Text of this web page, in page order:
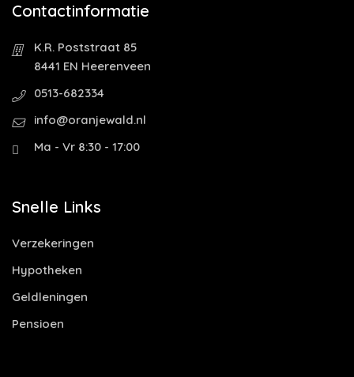
Contactinformatie
K.R. Poststraat 85
8441 EN Heerenveen
0513-682334
info@oranjewald.nl
Ma - Vr 8:30 - 17:00
Snelle Links
Verzekeringen
Hypotheken
Geldleningen
Pensioen